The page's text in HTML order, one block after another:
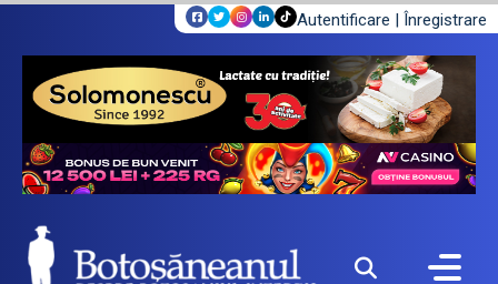
Autentificare | Înregistrare